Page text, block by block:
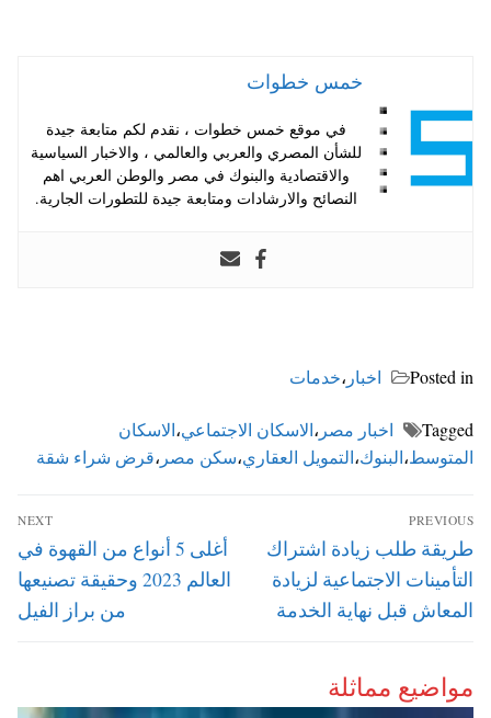
خمس خطوات
في موقع خمس خطوات ، نقدم لكم متابعة جيدة
للشأن المصري والعربي والعالمي ، والاخبار السياسية
والاقتصادية والبنوك في مصر والوطن العربي اهم
النصائح والارشادات ومتابعة جيدة للتطورات الجارية.
Posted in اخبار ،خدمات
Tagged اخبار مصر ،الاسكان الاجتماعي،الاسكان
المتوسط،البنوك،التمويل العقاري،سكن مصر ،قرض شراء شقة
تصفّح
المقالات
PREVIOUS
Previous
post:
طريقة طلب زيادة اشتراك
التأمينات الاجتماعية لزيادة
المعاش قبل نهاية الخدمة
NEXT
Next
post:
أغلى 5 أنواع من القهوة في
العالم 2023 وحقيقة تصنيعها
من براز الفيل
مواضيع مماثلة